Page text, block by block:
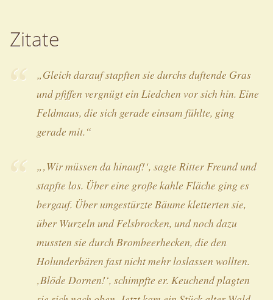
Zitate
„Gleich darauf stapften sie durchs duftende Gras
und pfiffen vergnügt ein Liedchen vor sich hin. Eine
Feldmaus, die sich gerade einsam fühlte, ging
gerade mit.“
„‚Wir müssen da hinauf!‘, sagte Ritter Freund und
stapfte los. Über eine große kahle Fläche ging es
bergauf. Über umgestürzte Bäume kletterten sie,
über Wurzeln und Felsbrocken, und noch dazu
mussten sie durch Brombeerhecken, die den
Holunderbären fast nicht mehr loslassen wollten.
‚Blöde Dornen!‘, schimpfte er. Keuchend plagten